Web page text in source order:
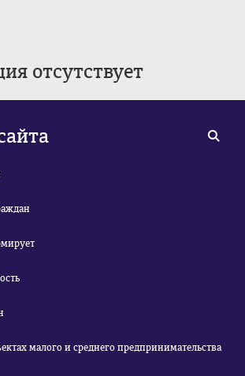
отсутствует
малого и среднего предпринимательства